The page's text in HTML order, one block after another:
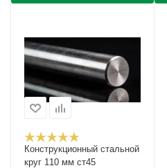
Конструкционный стальной
круг 110 мм ст45